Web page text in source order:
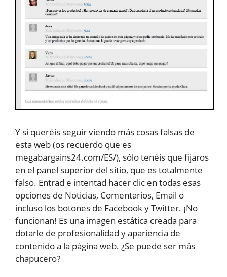
Y si queréis seguir viendo más cosas falsas de
esta web (os recuerdo que es
megabargains24.com/ES/), sólo tenéis que fijaros
en el panel superior del sitio, que es totalmente
falso. Entrad e intentad hacer clic en todas esas
opciones de Noticias, Comentarios, Email o
incluso los botones de Facebook y Twitter. ¡No
funcionan! Es una imagen estática creada para
dotarle de profesionalidad y apariencia de
contenido a la página web. ¿Se puede ser más
chapucero?